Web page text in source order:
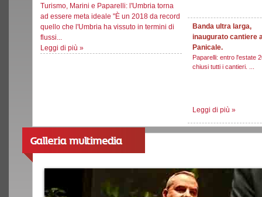
Turismo, Marini e Paparelli: l'Umbria torna
ad essere meta ideale "È un 2018 da record
quello che l'Umbria ha vissuto in termini di
flussi...
Leggi di più »
Banda ultra larga,
inaugurato cantiere
Panicale.
Paparelli: entro l'estate
chiusi tutti i cantieri. ...
Leggi di più »